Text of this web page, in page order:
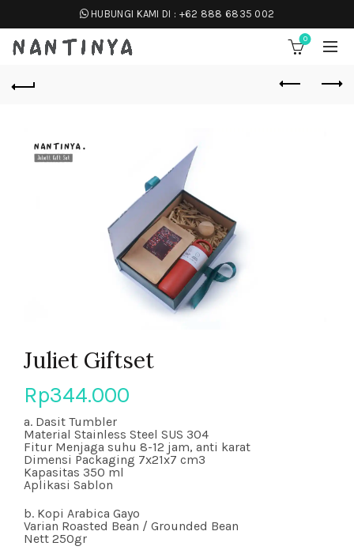
HUBUNGI KAMI DI : +62 888 6835 002
0
Juliet Giftset
Rp344.000
a. Dasit Tumbler
Material Stainless Steel SUS 304
Fitur Menjaga suhu 8-12 jam, anti karat
Dimensi Packaging 7x21x7 cm3
Kapasitas 350 ml
Aplikasi Sablon
b. Kopi Arabica Gayo
Varian Roasted Bean / Grounded Bean
Nett 250gr